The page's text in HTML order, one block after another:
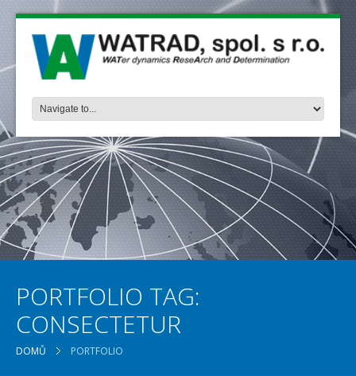
PORTFOLIO TAG:
CONSECTETUR
DOMŮ PORTFOLIO